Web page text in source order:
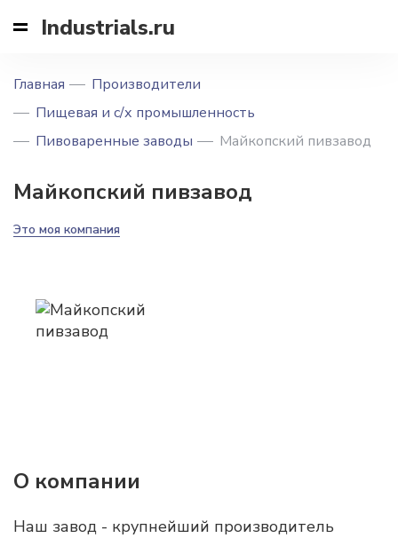
Industrials.ru
Главная
Производители
Пищевая и с/х промышленность
Пивоваренные заводы
Майкопский пивзавод
Майкопский пивзавод
Это моя компания
О компании
Наш завод - крупнейший производитель